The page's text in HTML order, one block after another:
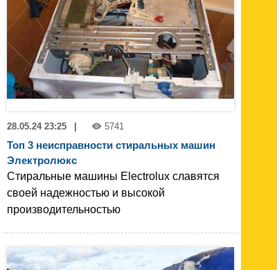
28.05.24 23:25 5741
Топ 3 неисправности стиральных машин
Электролюкс
Стиральные машины Electrolux славятся
своей надежностью и высокой
производительностью